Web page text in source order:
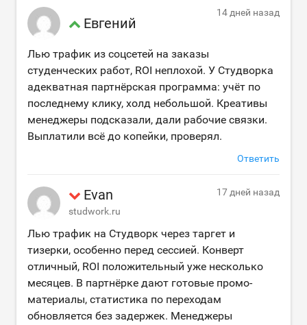
Евгений
14 дней назад
Лью трафик из соцсетей на заказы
студенческих работ, ROI неплохой. У Студворка
адекватная партнёрская программа: учёт по
последнему клику, холд небольшой. Креативы
менеджеры подсказали, дали рабочие связки.
Выплатили всё до копейки, проверял.
Ответить
Evan
studwork.ru
17 дней назад
Лью трафик на Студворк через таргет и
тизерки, особенно перед сессией. Конверт
отличный, ROI положительный уже несколько
месяцев. В партнёрке дают готовые промо-
материалы, статистика по переходам
обновляется без задержек. Менеджеры